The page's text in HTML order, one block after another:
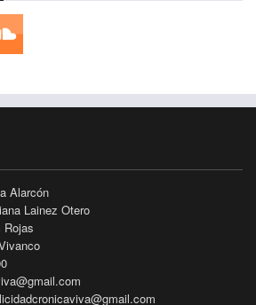
Alarcón
Lainez Otero